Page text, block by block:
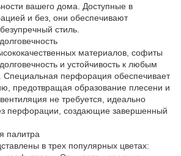
вашего дома. Доступные в
и без, они обеспечивают
стиль.
материалов, софиты
и устойчивость к любым
Специальная перфорация обеспечивает
предотвращая образование плесени и
не требуется, идеально
перфорации, создающие завершенный
палитра
в трех популярных цветах: